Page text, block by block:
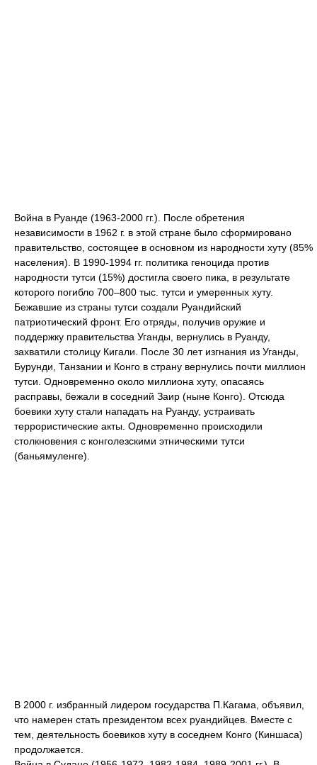
Война в Руанде (1963-2000 гг.). После обретения
независимости в 1962 г. в этой стране было сформировано
правительство, состоящее в основном из народности хуту (85%
населения). В 1990-1994 гг. политика геноцида против
народности тутси (15%) достигла своего пика, в результате
которого погибло 700–800 тыс. тутси и умеренных хуту.
Бежавшие из страны тутси создали Руандийский
патриотический фронт. Его отряды, получив оружие и
поддержку правительства Уганды, вернулись в Руанду,
захватили столицу Кигали. После 30 лет изгнания из Уганды,
Бурунди, Танзании и Конго в страну вернулись почти миллион
тутси. Одновременно около миллиона хуту, опасаясь
расправы, бежали в соседний Заир (ныне Конго). Отсюда
боевики хуту стали нападать на Руанду, устраивать
террористические акты. Одновременно происходили
столкновения с конголезскими этническими тутси
(баньямуленге).
В 2000 г. избранный лидером государства П.Кагама, объявил,
что намерен стать президентом всех руандийцев. Вместе с
тем, деятельность боевиков хуту в соседнем Конго (Киншаса)
продолжается.